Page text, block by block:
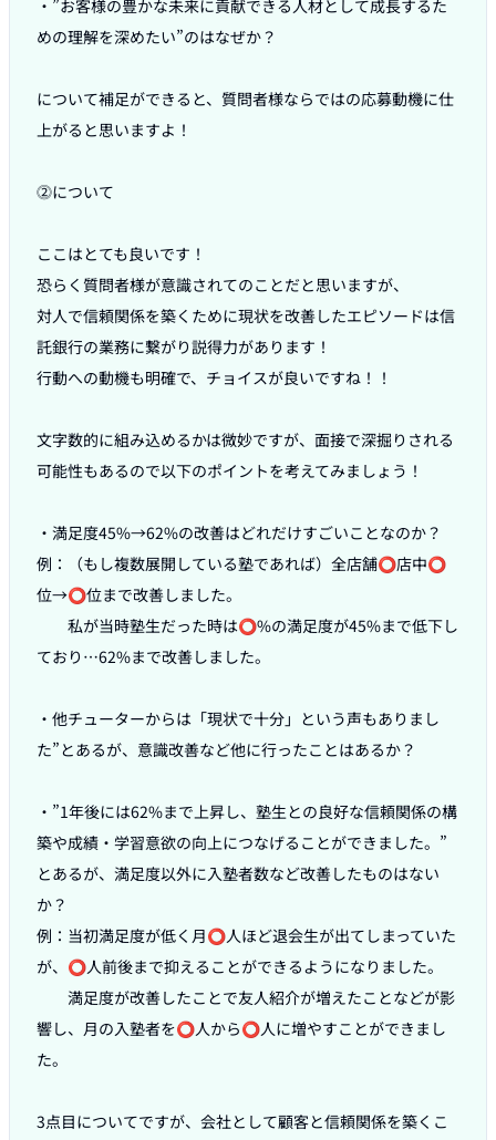
・”お客様の豊かな未来に貢献できる人材として成長するた
めの理解を深めたい”のはなぜか？
について補足ができると、質問者様ならではの応募動機に仕
上がると思いますよ！
⓶について
ここはとても良いです！
恐らく質問者様が意識されてのことだと思いますが、
対人で信頼関係を築くために現状を改善したエピソードは信
託銀行の業務に繋がり説得力があります！
行動への動機も明確で、チョイスが良いですね！！
文字数的に組み込めるかは微妙ですが、面接で深掘りされる
可能性もあるので以下のポイントを考えてみましょう！
・満足度45%→62%の改善はどれだけすごいことなのか？
例：（もし複数展開している塾であれば）全店舗⭕️店中⭕️
位→⭕️位まで改善しました。
私が当時塾生だった時は⭕️%の満足度が45%まで低下し
ており…62%まで改善しました。
・他チューターからは「現状で十分」という声もありまし
た”とあるが、意識改善など他に行ったことはあるか？
・”1年後には62%まで上昇し、塾生との良好な信頼関係の構
築や成績・学習意欲の向上につなげることができました。”
とあるが、満足度以外に入塾者数など改善したものはない
か？
例：当初満足度が低く月⭕️人ほど退会生が出てしまっていた
が、⭕️人前後まで抑えることができるようになりました。
満足度が改善したことで友人紹介が増えたことなどが影
響し、月の入塾者を⭕️人から⭕️人に増やすことができまし
た。
3点目についてですが、会社として顧客と信頼関係を築くこ